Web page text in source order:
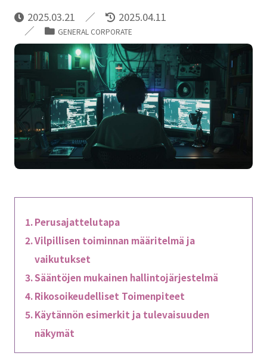
2025.03.21 2025.04.11
GENERAL CORPORATE
Perusajattelutapa
Vilpillisen toiminnan määritelmä ja
vaikutukset
Sääntöjen mukainen hallintojärjestelmä
Rikosoikeudelliset Toimenpiteet
Käytännön esimerkit ja tulevaisuuden
näkymät